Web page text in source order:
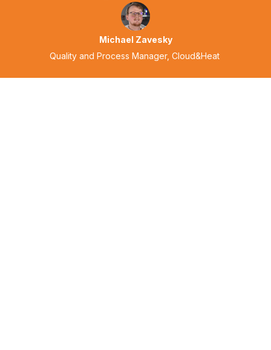
Michael Zavesky
Quality and Process Manager, Cloud&Heat